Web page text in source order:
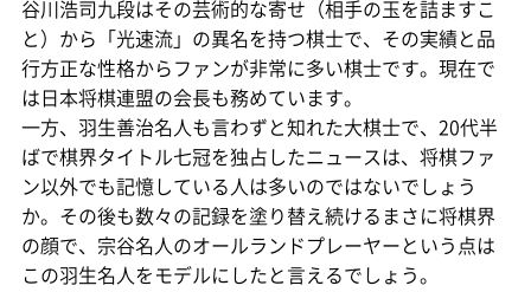
谷川浩司九段はその芸術的な寄せ（相手の玉を詰ますこ
と）から「光速流」の異名を持つ棋士で、その実績と品
行方正な性格からファンが非常に多い棋士です。現在で
は日本将棋連盟の会長も務めています。
一方、羽生善治名人も言わずと知れた大棋士で、20代半
ばで棋界タイトル七冠を独占したニュースは、将棋ファ
ン以外でも記憶している人は多いのではないでしょう
か。その後も数々の記録を塗り替え続けるまさに将棋界
の顔で、宗谷名人のオールランドプレーヤーという点は
この羽生名人をモデルにしたと言えるでしょう。